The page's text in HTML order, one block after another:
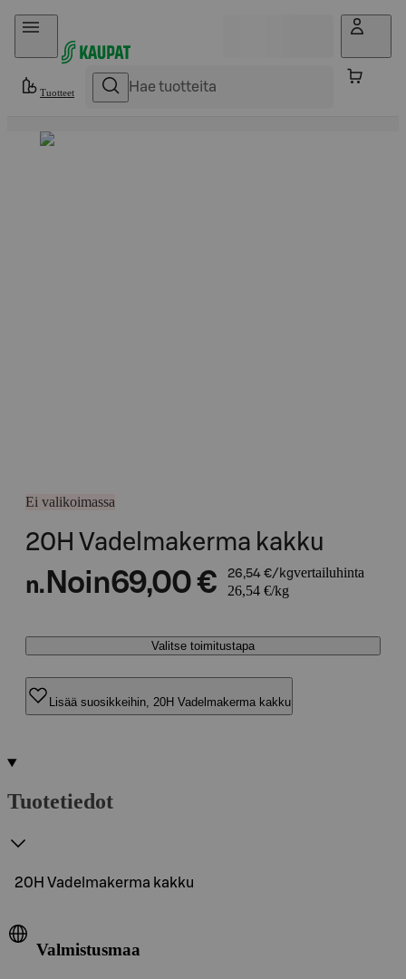
Hyppää sisältöön
Tuotteet
Ei valikoimassa
20H Vadelmakerma kakku
n. Noin69,00 € 26,54 €/kgvertailuhinta
26,54 €/kg
Valitse toimitustapa
Lisää suosikkeihin, 20H Vadelmakerma kakku
Tuotetiedot
20H Vadelmakerma kakku
Valmistusmaa